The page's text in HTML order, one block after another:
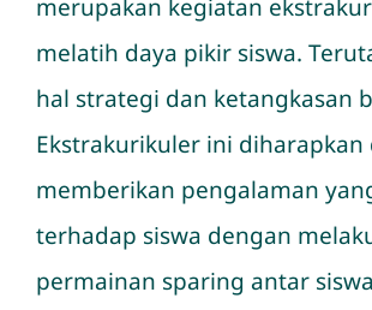
merupakan kegiatan
melatih daya pikir siswa.
hal strategi dan ketangkasan
Ekstrakurikuler ini diharapkan
memberikan pengalaman
terhadap siswa dengan
permainan sparing antar